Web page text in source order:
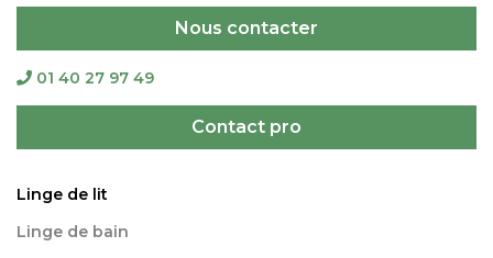
Nous contacter
01 40 27 97 49
Contact pro
Linge de lit
Linge de bain